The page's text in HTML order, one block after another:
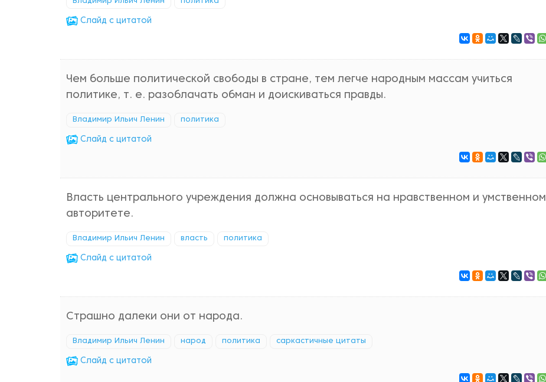
Cлайд с цитатой
Чем больше политической свободы в стране, тем легче народным массам учиться
политике, т. е. разоблачать обман и доискиваться правды.
Владимир Ильич Ленин политика
Cлайд с цитатой
Власть центрального учреждения должна основываться на нравственном и умственном
авторитете.
Владимир Ильич Ленин власть политика
Cлайд с цитатой
Страшно далеки они от народа.
Владимир Ильич Ленин народ политика саркастичные цитаты
Cлайд с цитатой